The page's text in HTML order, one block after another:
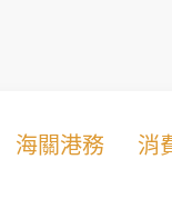
海關港務 消